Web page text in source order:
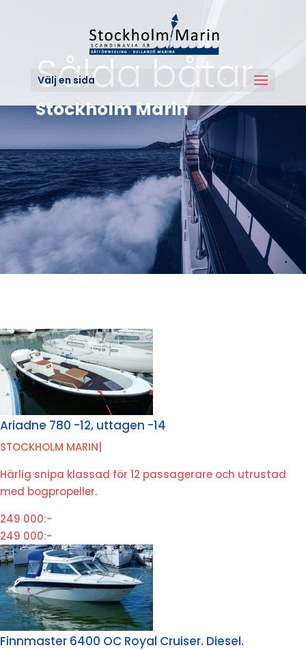
Välj en sida
Sålda båtar
Stockholm Marin
Ariadne 780 -12, uttagen -14
STOCKHOLM MARIN
Härlig snipa klassad för 12 passagerare och utrustad
med bogpropeller.
249 000:-
249 000:-
Finnmaster 6400 OC Royal Cruiser. Diesel.